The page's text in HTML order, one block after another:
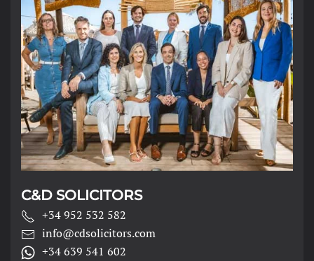
C&D SOLICITORS
+34 952 532 582
info@cdsolicitors.com
+34 639 541 602